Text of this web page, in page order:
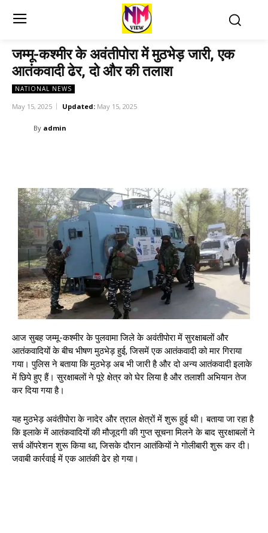
जम्मू-कश्मीर के अवंतीपोरा में मुठभेड़ जारी, एक
आतंकवादी ढेर, दो और की तलाश
NATIONAL NEWS
May 15, 2025 Updated: May 15, 2025
By admin
आज सुबह जम्मू-कश्मीर के पुलवामा जिले के अवंतीपोरा में सुरक्षाबलों और
आतंकवादियों के बीच भीषण मुठभेड़ हुई, जिसमें एक आतंकवादी को मार गिराया
गया। पुलिस ने बताया कि मुठभेड़ अब भी जारी है और दो अन्य आतंकवादी इलाके
में छिपे हुए हैं। सुरक्षाबलों ने पूरे क्षेत्र को घेर लिया है और तलाशी अभियान तेज
कर दिया गया है।
यह मुठभेड़ अवंतीपोरा के नादेर और त्राल क्षेत्रों में शुरू हुई थी। बताया जा रहा है
कि इलाके में आतंकवादियों की मौजूदगी की गुप्त सूचना मिलने के बाद सुरक्षाबलों ने
सर्च ऑपरेशन शुरू किया था, जिसके दौरान आतंकियों ने गोलीबारी शुरू कर दी।
जवाबी कार्रवाई में एक आतंकी ढेर हो गया।